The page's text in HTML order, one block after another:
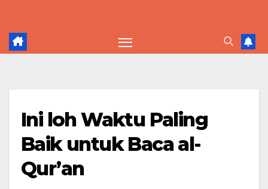
content
Ini loh Waktu Paling
Baik untuk Baca al-
Qur’an